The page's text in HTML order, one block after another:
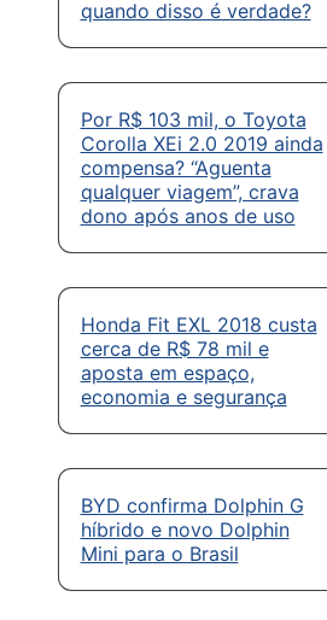
quando disso é verdade?
Por R$ 103 mil, o Toyota
Corolla XEi 2.0 2019 ainda
compensa? “Aguenta
qualquer viagem”, crava
dono após anos de uso
Honda Fit EXL 2018 custa
cerca de R$ 78 mil e
aposta em espaço,
economia e segurança
BYD confirma Dolphin G
híbrido e novo Dolphin
Mini para o Brasil